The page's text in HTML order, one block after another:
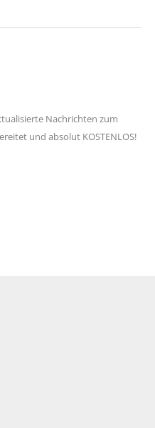
Nachrichten zum
und absolut KOSTENLOS!